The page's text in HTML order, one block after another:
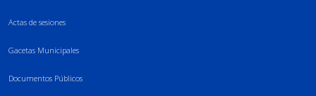
Actas de sesiones
Gacetas Municipales
Documentos Públicos